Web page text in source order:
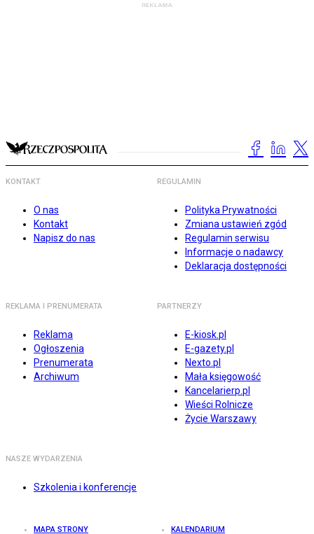
KONTAKT
O nas
Kontakt
Napisz do nas
REGULAMIN
Polityka Prywatności
Zmiana ustawień zgód
Regulamin serwisu
Informacje o nadawcy
Deklaracja dostępności
REKLAMA I PRENUMERATA
Reklama
Ogłoszenia
Prenumerata
Archiwum
PARTNERZY
E-kiosk.pl
E-gazety.pl
Nexto.pl
Mała księgowość
Kancelarierp.pl
Wieści Rolnicze
Życie Warszawy
NASZE WYDARZENIA
Szkolenia i konferencje
MAPA STRONY KALENDARIUM